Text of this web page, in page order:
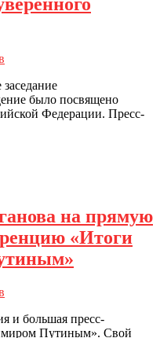
было посвящено
Федерации. Пресс-
на прямую
«Итоги
и большая пресс-
Путиным». Свой